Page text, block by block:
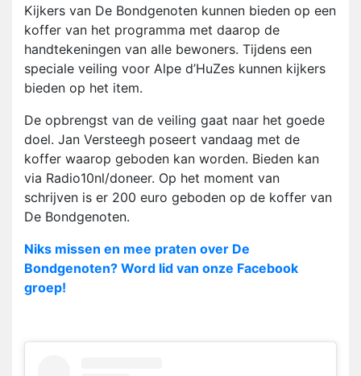
Kijkers van De Bondgenoten kunnen bieden op een
koffer van het programma met daarop de
handtekeningen van alle bewoners. Tijdens een
speciale veiling voor Alpe d’HuZes kunnen kijkers
bieden op het item.
De opbrengst van de veiling gaat naar het goede
doel. Jan Versteegh poseert vandaag met de
koffer waarop geboden kan worden. Bieden kan
via Radio10nl/doneer. Op het moment van
schrijven is er 200 euro geboden op de koffer van
De Bondgenoten.
Niks missen en mee praten over De
Bondgenoten? Word lid van onze Facebook
groep!